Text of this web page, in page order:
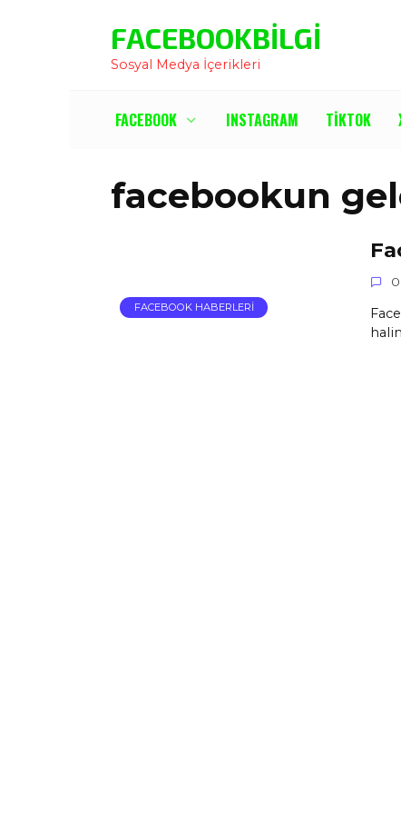
FACEBOOKBILGI
Sosyal Medya İçerikleri
FACEBOOK INSTAGRAM TIKTOK
facebookun
FACEBOOK HABERLERI
0